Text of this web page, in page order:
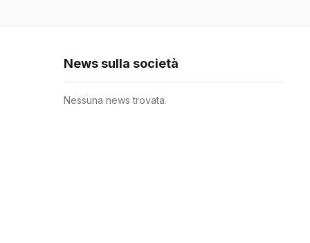
News sulla società
Nessuna news trovata.